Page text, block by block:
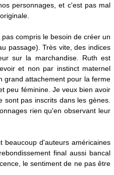
personnages, et c'est pas mal
compris le besoin de créer un
passage). Très vite, des indices
sur la marchandise. Ruth est
et non par instinct maternel
grand attachement pour la ferme
peu féminine. Je veux bien avoir
pas inscrits dans les gènes.
rien qu'en observant leur
beaucoup d'auteurs américaines
final aussi bancal
le sentiment de ne pas être